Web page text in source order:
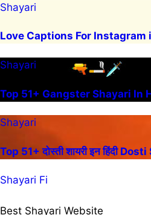
Shayari
Love Captions For Instagram
Shayari
Top 51+ Gangster Shayari In
Shayari
Top 51+ दोस्ती शायरी इन हिंदी
Shayari Fi
Best Shayari Website